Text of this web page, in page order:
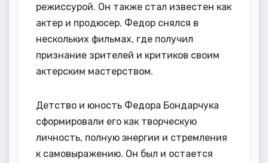
режиссурой. Он также стал известен как
актер и продюсер. Федор снялся в
нескольких фильмах, где получил
признание зрителей и критиков своим
актерским мастерством.
Детство и юность Федора Бондарчука
сформировали его как творческую
личность, полную энергии и стремления
к самовыражению. Он был и остается